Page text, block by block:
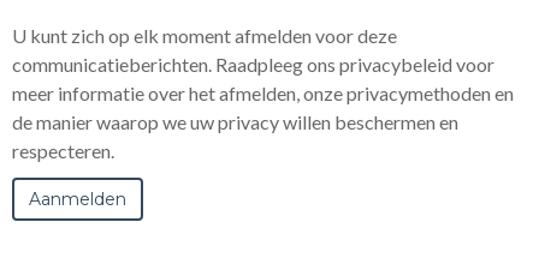
U kunt zich op elk moment afmelden voor deze
communicatieberichten. Raadpleeg ons privacybeleid voor
meer informatie over het afmelden, onze privacymethoden en
de manier waarop we uw privacy willen beschermen en
respecteren.